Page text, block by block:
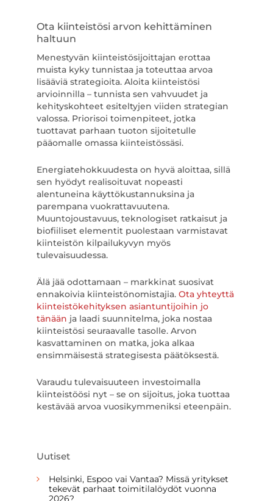
Ota kiinteistösi arvon kehittäminen
haltuun
Menestyvän kiinteistösijoittajan erottaa
muista kyky tunnistaa ja toteuttaa arvoa
lisääviä strategioita. Aloita kiinteistösi
arvioinnilla – tunnista sen vahvuudet ja
kehityskohteet esiteltyjen viiden strategian
valossa. Priorisoi toimenpiteet, jotka
tuottavat parhaan tuoton sijoitetulle
pääomalle omassa kiinteistössäsi.
Energiatehokkuudesta on hyvä aloittaa, sillä
sen hyödyt realisoituvat nopeasti
alentuneina käyttökustannuksina ja
parempana vuokrattavuutena.
Muuntojoustavuus, teknologiset ratkaisut ja
biofiiliset elementit puolestaan varmistavat
kiinteistön kilpailukyvyn myös
tulevaisuudessa.
Älä jää odottamaan – markkinat suosivat
ennakoivia kiinteistönomistajia. Ota yhteyttä
kiinteistökehityksen asiantuntijoihin jo
tänään ja laadi suunnitelma, joka nostaa
kiinteistösi seuraavalle tasolle. Arvon
kasvattaminen on matka, joka alkaa
ensimmäisestä strategisesta päätöksestä.
Varaudu tulevaisuuteen investoimalla
kiinteistöösi nyt – se on sijoitus, joka tuottaa
kestävää arvoa vuosikymmeniksi eteenpäin.
Uutiset
Helsinki, Espoo vai Vantaa? Missä yritykset
tekevät parhaat toimitilalöydöt vuonna
2026?